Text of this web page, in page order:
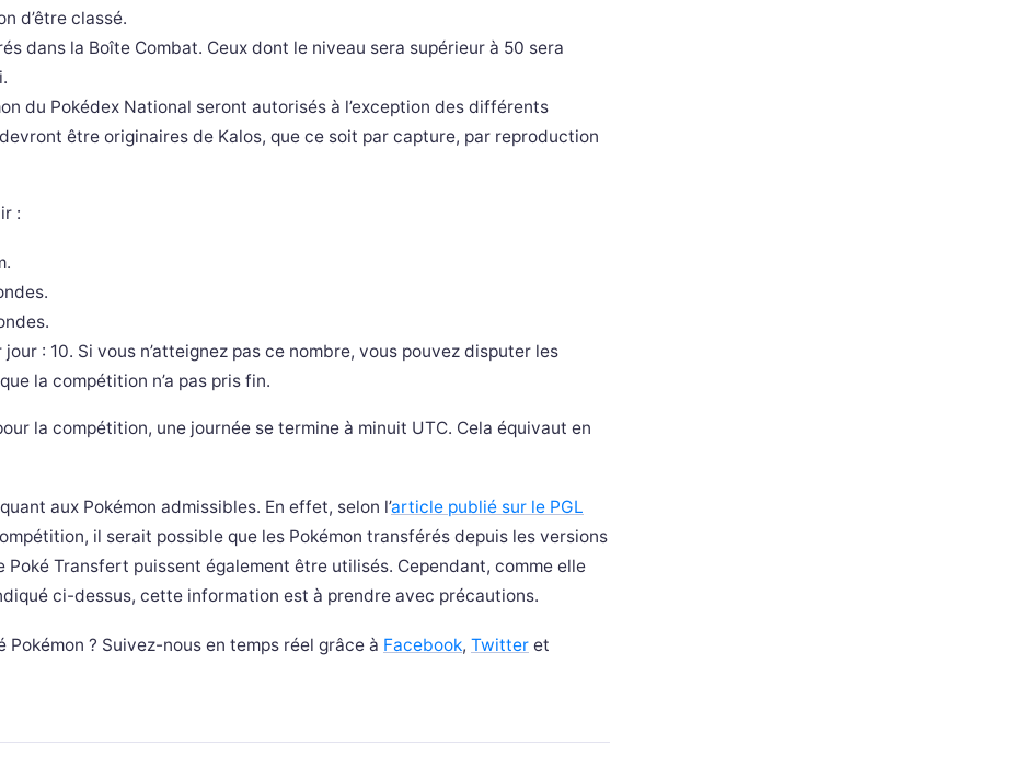
d’être classé.
dans la Boîte Combat. Ceux dont le niveau sera supérieur à 50 sera
du Pokédex National seront autorisés à l’exception des différents
être originaires de Kalos, que ce soit par capture, par reproduction
:
: 10. Si vous n’atteignez pas ce nombre, vous pouvez disputer les
la compétition n’a pas pris fin.
la compétition, une journée se termine à minuit UTC. Cela équivaut en
aux Pokémon admissibles. En effet, selon l’article publié sur le PGL
il serait possible que les Pokémon transférés depuis les versions
Poké Transfert puissent également être utilisés. Cependant, comme elle
ci-dessus, cette information est à prendre avec précautions.
Pokémon ? Suivez-nous en temps réel grâce à Facebook, Twitter et